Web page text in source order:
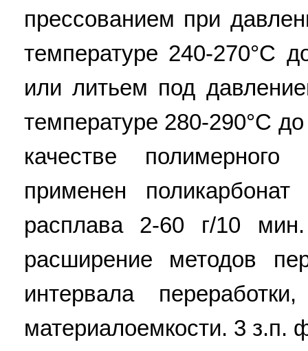
прессованием при
температуре 240-
или литьем под
температуре 280-290°C
качестве
применен поликарбонат
расплава 2-60 г/10 мин.
расширение методов
интервала
материалоемкости. 3 з.п.